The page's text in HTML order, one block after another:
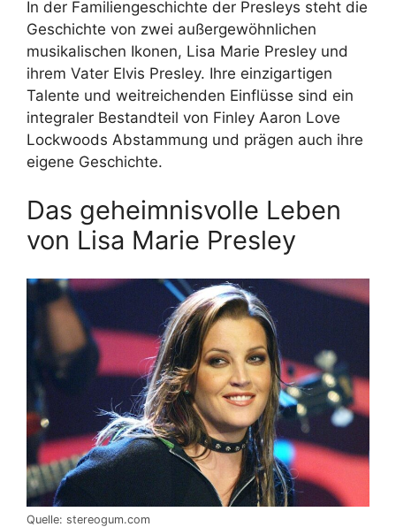
In der Familiengeschichte der Presleys steht die
Geschichte von zwei außergewöhnlichen
musikalischen Ikonen, Lisa Marie Presley und
ihrem Vater Elvis Presley. Ihre einzigartigen
Talente und weitreichenden Einflüsse sind ein
integraler Bestandteil von Finley Aaron Love
Lockwoods Abstammung und prägen auch ihre
eigene Geschichte.
Das geheimnisvolle Leben
von Lisa Marie Presley
Quelle: stereogum.com